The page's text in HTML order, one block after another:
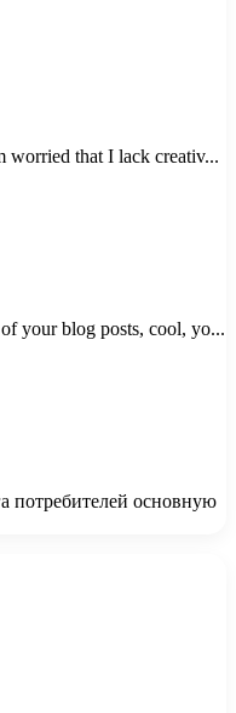
worried that I lack creativ...
your blog posts, cool, yo...
потребителей основную